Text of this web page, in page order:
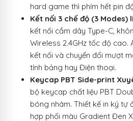
hard game thì phím hết pin
Kết nối 3 chế độ (3 Modes)
kết nối cắm dây Type-C,
Wireless 2.4GHz tốc độ cao.
kết nối và chuyển đổi mượt
tính bảng hay Điện thoại.
Keycap PBT Side-print
bộ keycap chất liệu PBT
bóng nhám. Thiết kế in ký
hợp phối màu Gradient Đen